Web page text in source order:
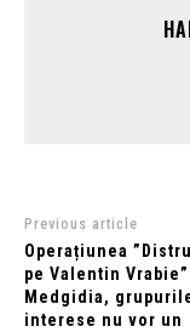
Previous article
Operațiunea
pe Valentin
Medgidia,
interese nu vor un